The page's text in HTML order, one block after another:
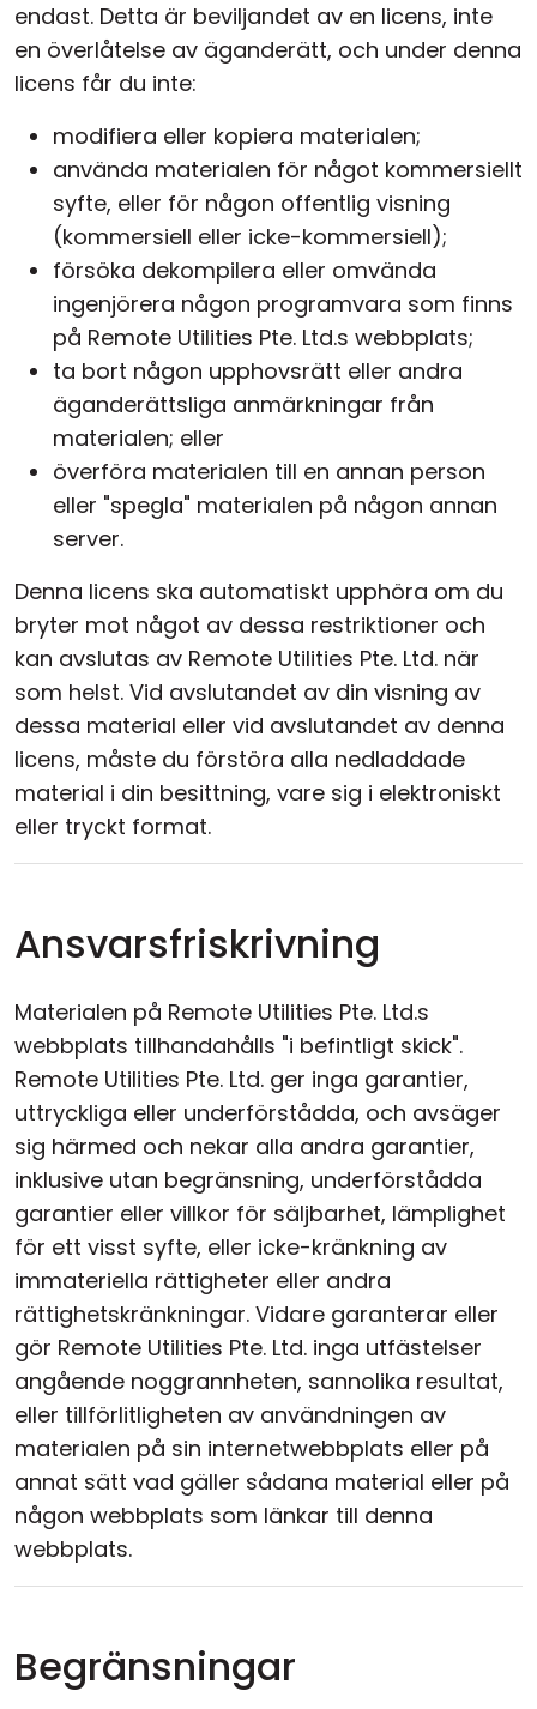
endast. Detta är beviljandet av en licens, inte
en överlåtelse av äganderätt, och under denna
licens får du inte:
modifiera eller kopiera materialen;
använda materialen för något kommersiellt
syfte, eller för någon offentlig visning
(kommersiell eller icke-kommersiell);
försöka dekompilera eller omvända
ingenjörera någon programvara som finns
på Remote Utilities Pte. Ltd.s webbplats;
ta bort någon upphovsrätt eller andra
äganderättsliga anmärkningar från
materialen; eller
överföra materialen till en annan person
eller "spegla" materialen på någon annan
server.
Denna licens ska automatiskt upphöra om du
bryter mot något av dessa restriktioner och
kan avslutas av Remote Utilities Pte. Ltd. när
som helst. Vid avslutandet av din visning av
dessa material eller vid avslutandet av denna
licens, måste du förstöra alla nedladdade
material i din besittning, vare sig i elektroniskt
eller tryckt format.
Ansvarsfriskrivning
Materialen på Remote Utilities Pte. Ltd.s
webbplats tillhandahålls "i befintligt skick".
Remote Utilities Pte. Ltd. ger inga garantier,
uttryckliga eller underförstådda, och avsäger
sig härmed och nekar alla andra garantier,
inklusive utan begränsning, underförstådda
garantier eller villkor för säljbarhet, lämplighet
för ett visst syfte, eller icke-kränkning av
immateriella rättigheter eller andra
rättighetskränkningar. Vidare garanterar eller
gör Remote Utilities Pte. Ltd. inga utfästelser
angående noggrannheten, sannolika resultat,
eller tillförlitligheten av användningen av
materialen på sin internetwebbplats eller på
annat sätt vad gäller sådana material eller på
någon webbplats som länkar till denna
webbplats.
Begränsningar